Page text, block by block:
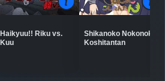
Haikyuu!! Riku vs.
Kuu
Shikanoko Nokonoko
Koshitantan